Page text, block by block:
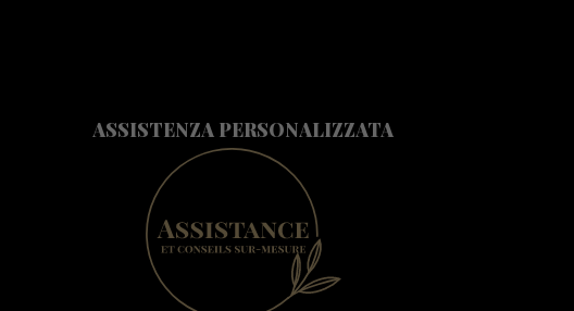
ASSISTENZA PERSONALIZZATA